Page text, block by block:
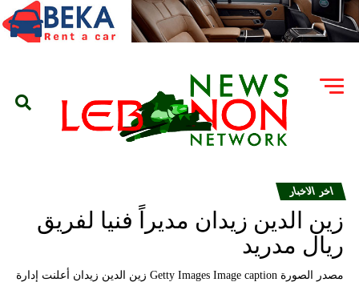
اخر الاخبار
زين الدين زيدان مديراً فنيا لفريق
ريال مدريد
مصدر الصورة Getty Images Image caption زين الدين زيدان أعلنت إدارة